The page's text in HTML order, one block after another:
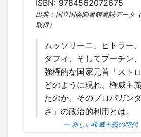
ISBN: 9784562072675
出典：国立国会図書館書誌データ
取得）
ムッソリーニ、ヒトラー
ダフィ、そしてプーチン
強権的な国家元首「スト
どのように現れ、権威主
たのか。そのプロパガン
さ」の政治的利用とは。
-- 新しい権威主義の時